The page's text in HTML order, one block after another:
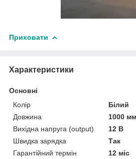
Приховати
Характеристики
Основні
Колір
Білий
Довжина
1000 мм
Вихідна напруга (output)
12 В
Швидка зарядка
Так
Гарантійний термін
12 міс